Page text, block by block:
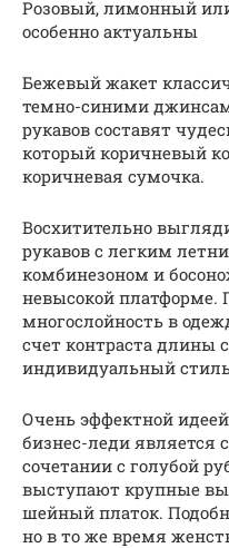
Розовый, лимонный
особенно актуальны
Бежевый жакет
темно-синими
рукавов составят
который коричневый
коричневая сумочка.
Восхитительно
рукавов с легким
комбинезоном и
невысокой платформе.
многослойность в
счет контраста длины
индивидуальный
Очень эффектной
бизнес-леди
сочетании с голубой
выступают крупные
шейный платок.
но в то же время